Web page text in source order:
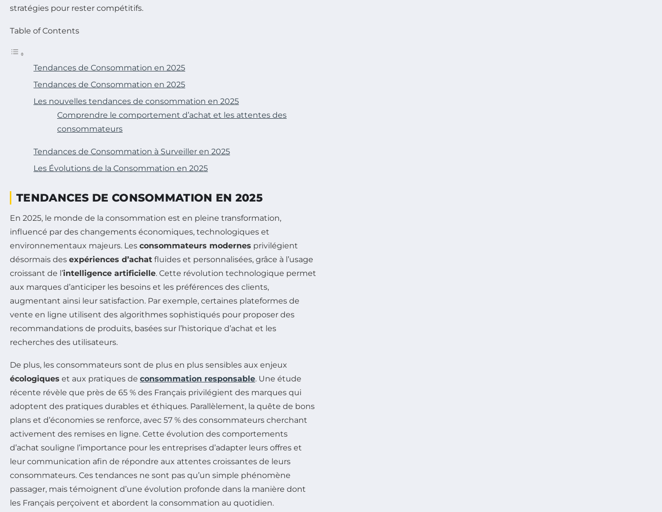
stratégies pour rester compétitifs.
Table of Contents
Tendances de Consommation en 2025
Tendances de Consommation en 2025
Les nouvelles tendances de consommation en 2025
Comprendre le comportement d’achat et les attentes des
consommateurs
Tendances de Consommation à Surveiller en 2025
Les Évolutions de la Consommation en 2025
TENDANCES DE CONSOMMATION EN 2025
En 2025, le monde de la consommation est en pleine transformation,
influencé par des changements économiques, technologiques et
environnementaux majeurs. Les consommateurs modernes privilégient
désormais des expériences d’achat fluides et personnalisées, grâce à l’usage
croissant de l’intelligence artificielle. Cette révolution technologique permet
aux marques d’anticiper les besoins et les préférences des clients,
augmentant ainsi leur satisfaction. Par exemple, certaines plateformes de
vente en ligne utilisent des algorithmes sophistiqués pour proposer des
recommandations de produits, basées sur l’historique d’achat et les
recherches des utilisateurs.
De plus, les consommateurs sont de plus en plus sensibles aux enjeux
écologiques et aux pratiques de consommation responsable. Une étude
récente révèle que près de 65 % des Français privilégient des marques qui
adoptent des pratiques durables et éthiques. Parallèlement, la quête de bons
plans et d’économies se renforce, avec 57 % des consommateurs cherchant
activement des remises en ligne. Cette évolution des comportements
d’achat souligne l’importance pour les entreprises d’adapter leurs offres et
leur communication afin de répondre aux attentes croissantes de leurs
consommateurs. Ces tendances ne sont pas qu’un simple phénomène
passager, mais témoignent d’une évolution profonde dans la manière dont
les Français perçoivent et abordent la consommation au quotidien.